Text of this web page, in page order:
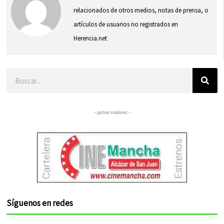
relacionados de otros medios, notas de prensa, o
artículos de usuarios no registrados en
Herencia.net
– patrocinadores –
Síguenos en redes